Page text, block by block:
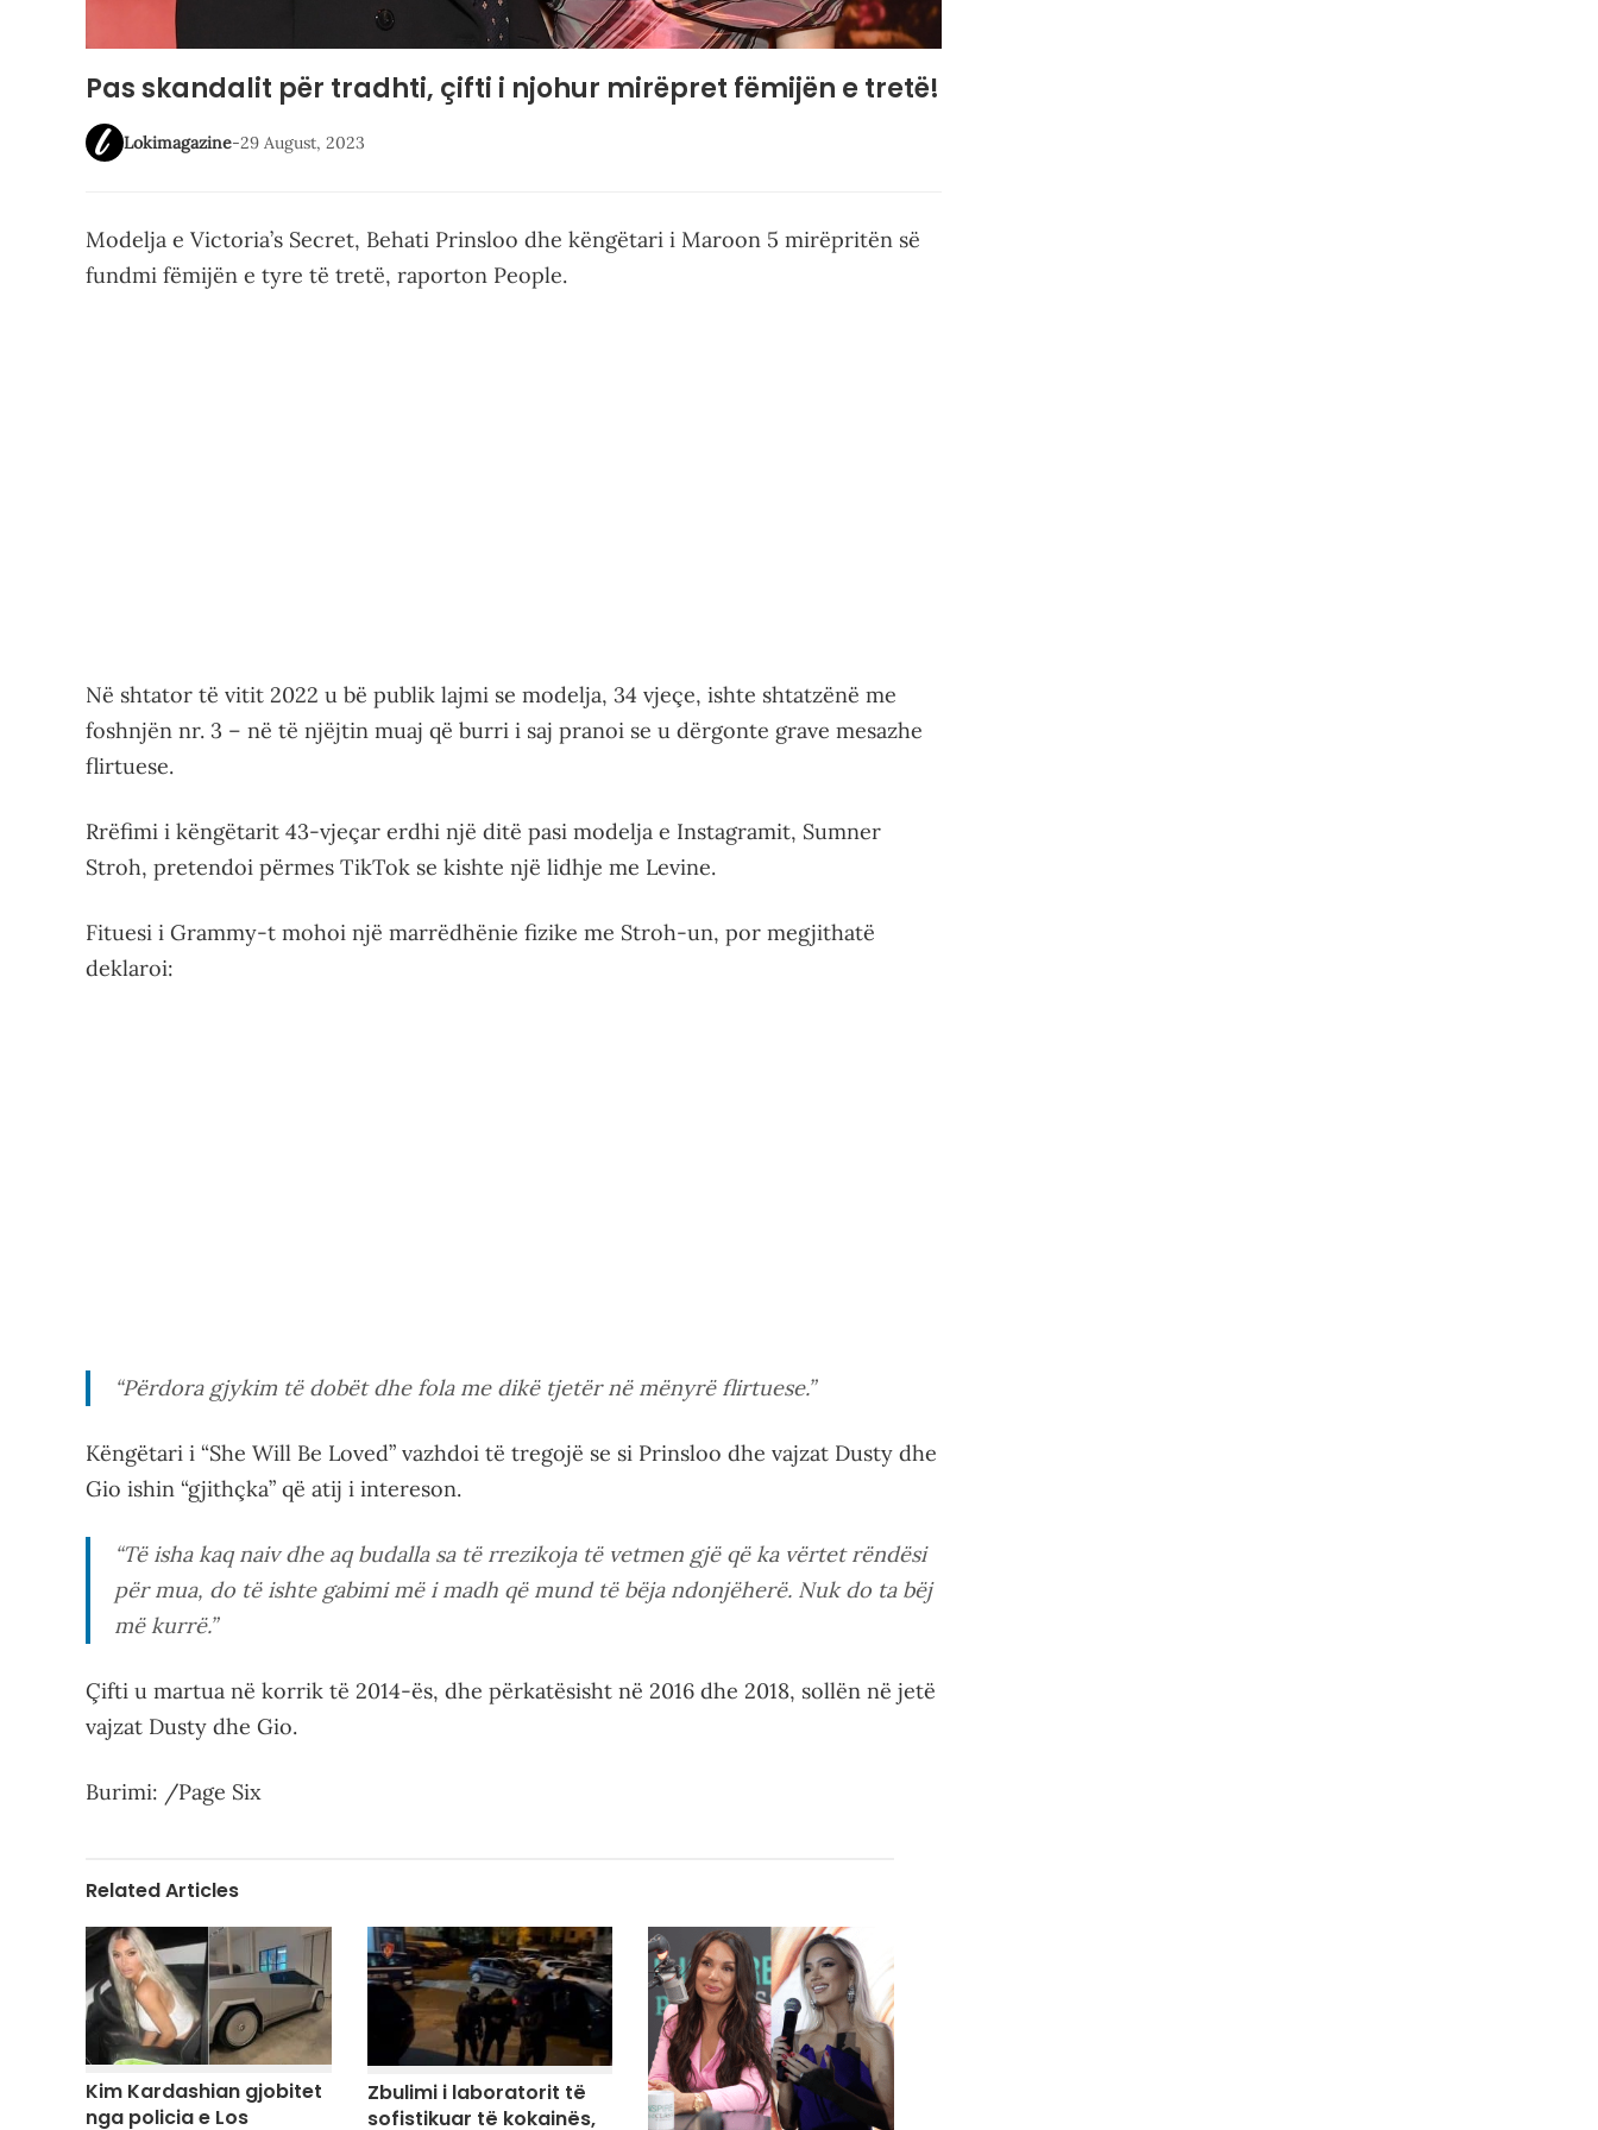
Pas skandalit për tradhti, çifti i njohur mirëpret fëmijën e tretë!
Lokimagazine-29 August, 2023
Modelja e Victoria’s Secret, Behati Prinsloo dhe këngëtari i Maroon 5 mirëpritën së
fundmi fëmijën e tyre të tretë, raporton People.
Në shtator të vitit 2022 u bë publik lajmi se modelja, 34 vjeçe, ishte shtatzënë me
foshnjën nr. 3 – në të njëjtin muaj që burri i saj pranoi se u dërgonte grave mesazhe
flirtuese.
Rrëfimi i këngëtarit 43-vjeçar erdhi një ditë pasi modelja e Instagramit, Sumner
Stroh, pretendoi përmes TikTok se kishte një lidhje me Levine.
Fituesi i Grammy-t mohoi një marrëdhënie fizike me Stroh-un, por megjithatë
deklaroi:
“Përdora gjykim të dobët dhe fola me dikë tjetër në mënyrë flirtuese.”
Këngëtari i “She Will Be Loved” vazhdoi të tregojë se si Prinsloo dhe vajzat Dusty dhe
Gio ishin “gjithçka” që atij i intereson.
“Të isha kaq naiv dhe aq budalla sa të rrezikoja të vetmen gjë që ka vërtet rëndësi
për mua, do të ishte gabimi më i madh që mund të bëja ndonjëherë. Nuk do ta bëj
më kurrë.”
Çifti u martua në korrik të 2014-ës, dhe përkatësisht në 2016 dhe 2018, sollën në jetë
vajzat Dusty dhe Gio.
Burimi: /Page Six
Related Articles
Kim Kardashian gjobitet
nga policia e Los
Zbulimi i laboratorit të
sofistikuar të kokainës,